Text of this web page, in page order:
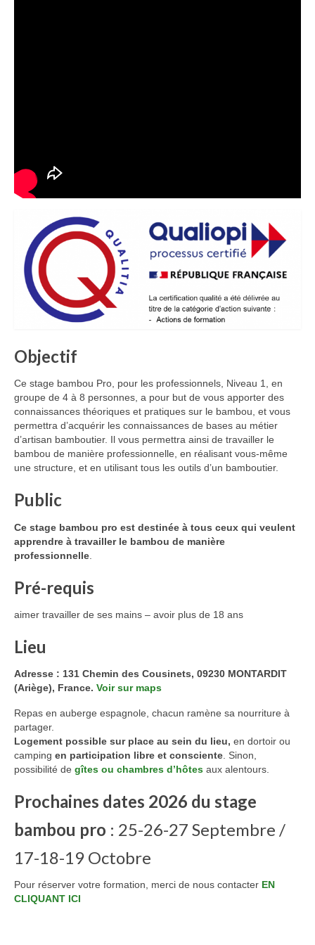
Accompagnement efficace de votre projet
bambou – Niveau 2
Stage d’accompagnement projet Bambou
individuel et motivant
Animations bambou et Team Building
Créations
magnifique !
Décorations d’Evènements et mariages
Merveilleux luminaires en bambou
Aménagement bambou extérieur
Options sur-mesure en bambou
A Propos
Bambou Créations certifié Qualiopi : gage de
qualité
Partenaires bambou
Objectif
Ce stage bambou Pro, pour les professionnels, Niveau 1, en
groupe de 4 à 8 personnes, a pour but de vous apporter des
connaissances théoriques et pratiques sur le bambou, et vous
permettra d’acquérir les connaissances de bases au métier
d’artisan bamboutier. Il vous permettra ainsi de travailler le
bambou de manière professionnelle, en réalisant vous-même
une structure, et en utilisant tous les outils d’un bamboutier.
Public
Ce stage bambou pro est destinée à tous ceux qui veulent
apprendre à travailler le bambou de manière
professionnelle
Pré-requis
aimer travailler de ses mains – avoir plus de 18 ans
Lieu
Adresse : 131 Chemin des Cousinets, 09230 MONTARDIT
(Ariège), France. Voir sur maps
Repas en auberge espagnole, chacun ramène sa nourriture à
partager.
Logement possible sur place au sein du lieu, en dortoir ou
camping en participation libre et consciente . Sinon,
possibilité de gîtes ou chambres d’hôtes aux alentours.
Prochaines dates 2026 du stage
bambou pro : 25-26-27 Septembre /
17-18-19 Octobre
Pour réserver votre formation, merci de nous contacter EN
CLIQUANT ICI